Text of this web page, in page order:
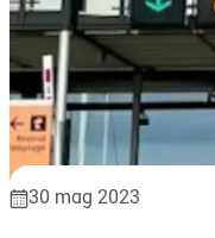
30 mag 2023